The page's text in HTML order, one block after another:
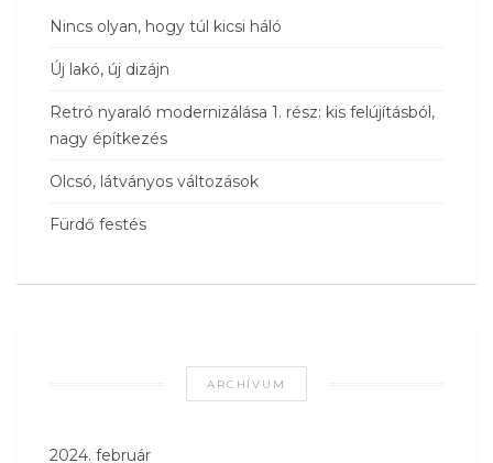
Nincs olyan, hogy túl kicsi háló
Új lakó, új dizájn
Retró nyaraló modernizálása 1. rész: kis felújításból,
nagy építkezés
Olcsó, látványos változások
Fürdő festés
ARCHÍVUM
2024. február